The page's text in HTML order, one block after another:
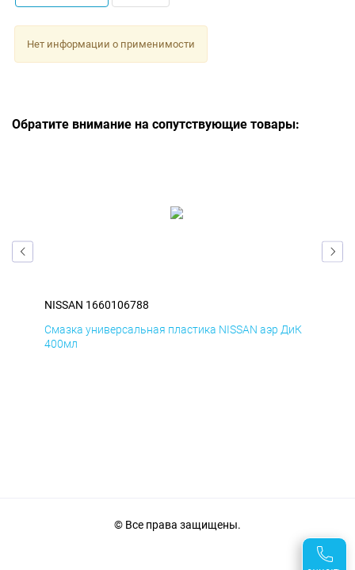
Нет информации о применимости
Обратите внимание на сопутствующие товары:
NISSAN 1660106788
Смазка универсальная пластика NISSAN аэр ДиК
400мл
© Все права защищены.